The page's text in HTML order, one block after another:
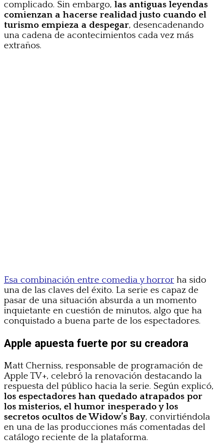
complicado. Sin embargo, las antiguas leyendas
comienzan a hacerse realidad justo cuando el
turismo empieza a despegar, desencadenando
una cadena de acontecimientos cada vez más
extraños.
Esa combinación entre comedia y horror ha sido
una de las claves del éxito. La serie es capaz de
pasar de una situación absurda a un momento
inquietante en cuestión de minutos, algo que ha
conquistado a buena parte de los espectadores.
Apple apuesta fuerte por su creadora
Matt Cherniss, responsable de programación de
Apple TV+, celebró la renovación destacando la
respuesta del público hacia la serie. Según explicó,
los espectadores han quedado atrapados por
los misterios, el humor inesperado y los
secretos ocultos de Widow’s Bay, convirtiéndola
en una de las producciones más comentadas del
catálogo reciente de la plataforma.